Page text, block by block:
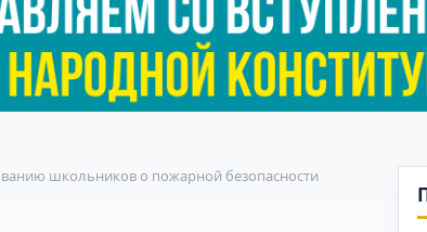
школьников о пожарной безопасности